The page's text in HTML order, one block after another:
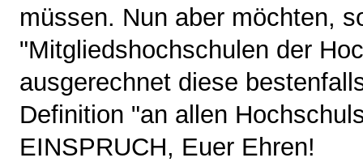
müssen. Nun aber möchten,
"Mitgliedshochschulen der
ausgerechnet diese
Definition "an allen
EINSPRUCH, Euer Ehren!